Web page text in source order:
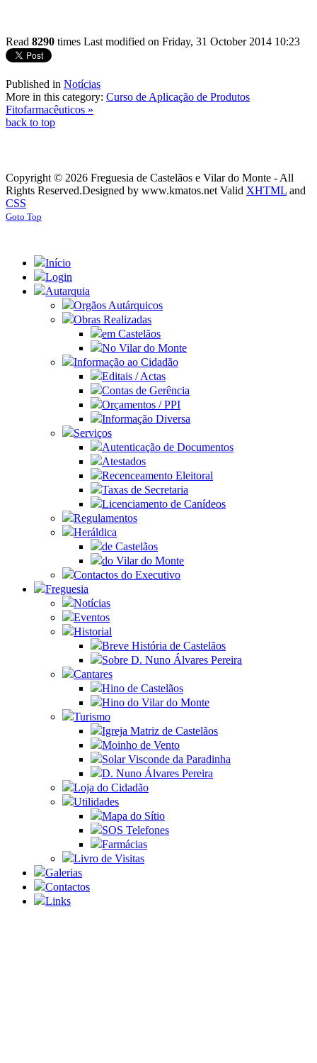
Read 8290 times Last modified on Friday, 31 October 2014 10:23
Published in Notícias
More in this category: Curso de Aplicação de Produtos
Fitofarmacêuticos »
back to top
Copyright © 2026 Freguesia de Castelãos e Vilar do Monte - All
Rights Reserved.Designed by www.kmatos.net Valid XHTML and
CSS
Goto Top
Início
Login
Autarquia
Orgãos Autárquicos
Obras Realizadas
em Castelãos
No Vilar do Monte
Informação ao Cidadão
Editais / Actas
Contas de Gerência
Orçamentos / PPI
Informação Diversa
Serviços
Autenticação de Documentos
Atestados
Recenceamento Eleitoral
Taxas de Secretaria
Licenciamento de Canídeos
Regulamentos
Heráldica
de Castelãos
do Vilar do Monte
Contactos do Executivo
Freguesia
Notícias
Eventos
Historial
Breve História de Castelãos
Sobre D. Nuno Álvares Pereira
Cantares
Hino de Castelãos
Hino do Vilar do Monte
Turismo
Igreja Matriz de Castelãos
Moinho de Vento
Solar Visconde da Paradinha
D. Nuno Álvares Pereira
Loja do Cidadão
Utilidades
Mapa do Sítio
SOS Telefones
Farmácias
Livro de Visitas
Galerias
Contactos
Links